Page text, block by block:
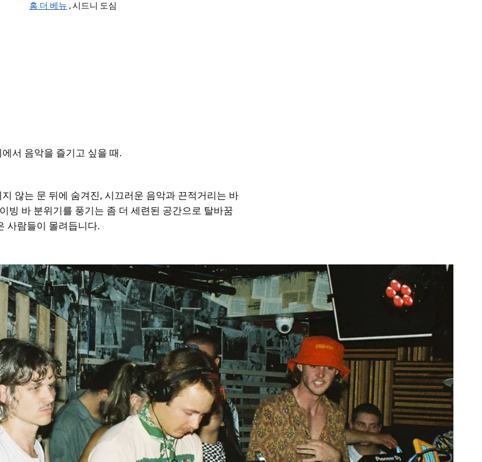
홈 더 베뉴 , 시드니 도심
서 음악을 즐기고 싶을 때.
않는 문 뒤에 숨겨진, 시끄러운 음악과 끈적거리는 바
빙 바 분위기를 풍기는 좀 더 세련된 공간으로 탈바꿈
사람들이 몰려듭니다.